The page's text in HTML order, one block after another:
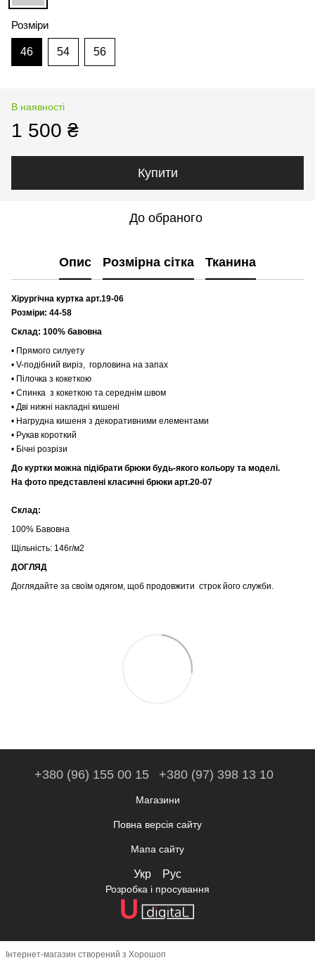
Розміри
46 54 56
В наявності
1 500 ₴
Купити
До обраного
Опис Розмірна сітка Тканина
Хірургічна куртка арт.19-06
Розміри: 44-58
Склад: 100% бавовна
• Прямого силуету
• V-подібний виріз, горловина на запах
• Пілочка з кокеткою
• Спинка з кокеткою та середнім швом
• Дві нижні накладні кишені
• Нагрудна кишеня з декоративними елементами
• Рукав короткий
• Бічні розрізи
До куртки можна підібрати брюки будь-якого кольору та моделі.
На фото представлені класичні брюки арт.20-07
Склад:
100% Бавовна
Щільність: 146г/м2
ДОГЛЯД
Доглядайте за своїм одягом, щоб продовжити строк його служби.
+380 (96) 155 00 15 +380 (97) 398 13 10
Магазини
Повна версія сайту
Мапа сайту
Укр Рус
Розробка і просування
Інтернет-магазин створений з Хорошоп